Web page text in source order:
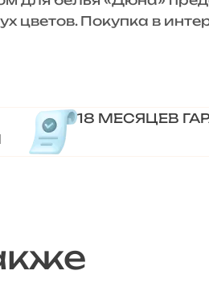
цветов. Покупка в
18 МЕСЯЦЕВ